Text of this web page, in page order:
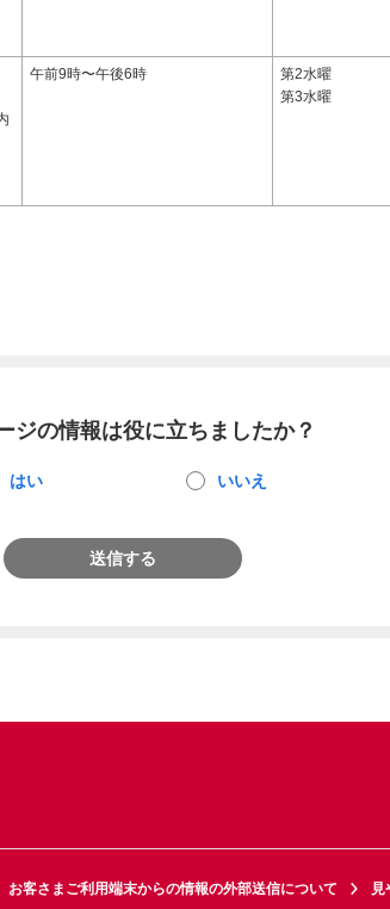
午前9時〜午後6時
第2水曜
第3水曜
ジの情報は役に立ちましたか？
はい いいえ
送信する
お客さまご利用端末からの情報の外部送信について 見